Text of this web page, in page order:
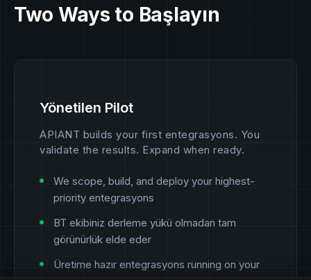
Two Ways to Başlayın
Yönetilen Pilot
APIANT builds your first entegrasyons. You
validate the results. Expand when ready.
We scope, build, and deploy your highest-
priority entegrasyons
BT ekibiniz derleme yükü olmadan tam
görünürlük elde eder
Üretime hazır entegrasyons running on your